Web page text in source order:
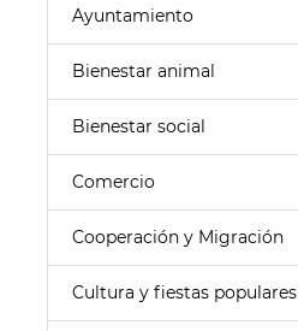
Ayuntamiento
Bienestar animal
Bienestar social
Comercio
Cooperación y Migración
Cultura y fiestas populares